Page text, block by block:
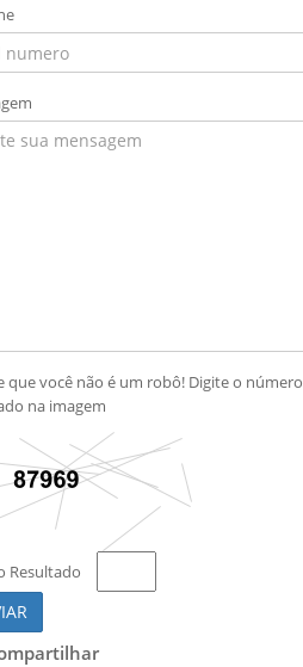
que você não é um robô! Digite o número
na imagem
Resultado